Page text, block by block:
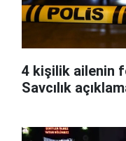
4 kişilik ailenin
Savcılık